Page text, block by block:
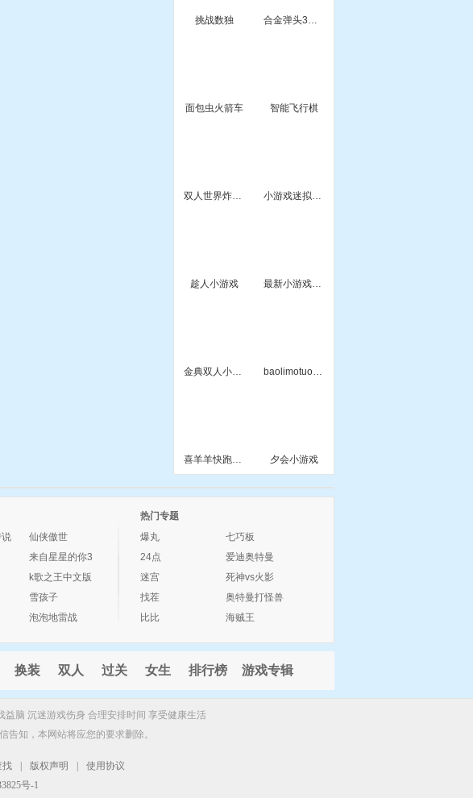
挑战数独 合金弹头3无敌版
面包虫火箭车 智能飞行棋
双人世界炸弹小游戏 小游戏迷拟动物世界
趁人小游戏 最新小游戏基地3kk
金典双人小游戏 baolimotuo小游戏
喜羊羊快跑小游戏2 夕会小游戏
说
仙侠傲世
来自星星的你3
k歌之王中文版
雪孩子
泡泡地雷战
热门专题
爆丸
七巧板
24点
爱迪奥特曼
迷宫
死神vs火影
找茬
奥特曼打怪兽
比比
海贼王
换装 双人 过关 女生 排行榜 游戏专辑
脑 沉迷游戏伤身 合理安排时间 享受健康生活
告知，本网站将应您的要求删除。
找 版权声明
使用协议
号-1